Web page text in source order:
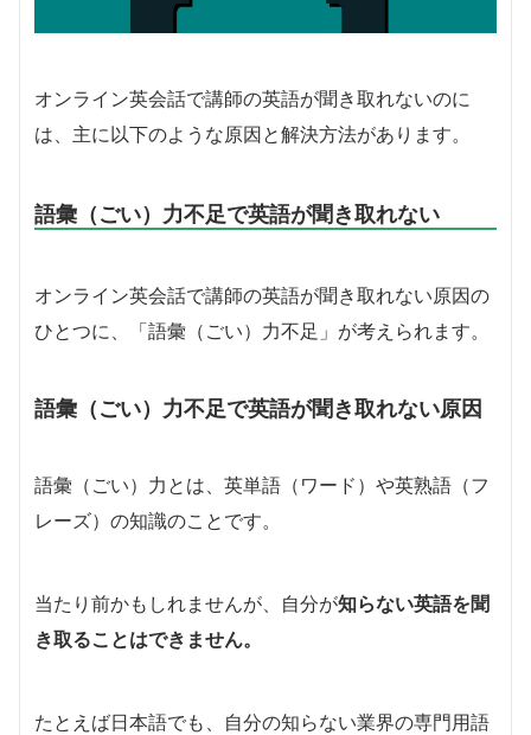
オンライン英会話で講師の英語が聞き取れないのに
は、主に以下のような原因と解決方法があります。
語彙（ごい）力不足で英語が聞き取れない
オンライン英会話で講師の英語が聞き取れない原因の
ひとつに、「語彙（ごい）力不足」が考えられます。
語彙（ごい）力不足で英語が聞き取れない原因
語彙（ごい）力とは、英単語（ワード）や英熟語（フ
レーズ）の知識のことです。
当たり前かもしれませんが、自分が知らない英語を聞
き取ることはできません。
たとえば日本語でも、自分の知らない業界の専門用語